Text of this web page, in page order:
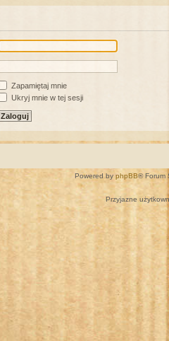
Zapamiętaj mnie
Ukryj mnie w tej sesji
Powered by phpBB® Forum
Przyjazne